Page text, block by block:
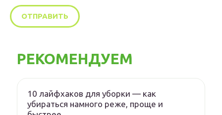
РЕКОМЕНДУЕМ
10 лайфхаков для уборки — как
убираться намного реже, проще и